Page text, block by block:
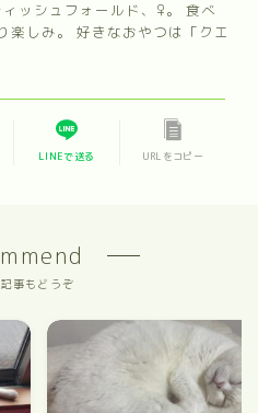
ッシュフォールド、♀。 食べ
楽しみ。 好きなおやつは「クエ
LINEで送る URLをコピー
事もどうぞ